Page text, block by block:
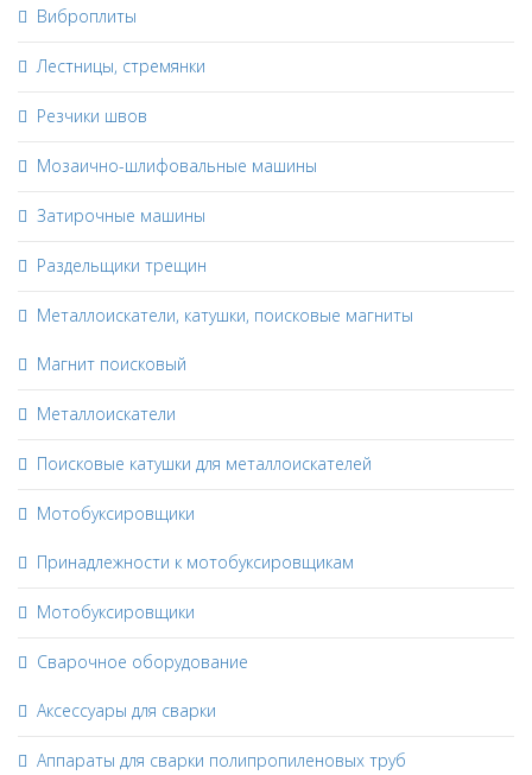
Виброплиты
Лестницы, стремянки
Резчики швов
Мозаично-шлифовальные машины
Затирочные машины
Раздельщики трещин
Металлоискатели, катушки, поисковые магниты
Магнит поисковый
Металлоискатели
Поисковые катушки для металлоискателей
Мотобуксировщики
Принадлежности к мотобуксировщикам
Мотобуксировщики
Сварочное оборудование
Аксессуары для сварки
Аппараты для сварки полипропиленовых труб